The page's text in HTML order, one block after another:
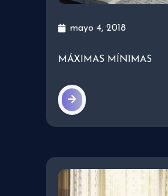
mayo 4, 2018
MÁXIMAS MÍNIMAS